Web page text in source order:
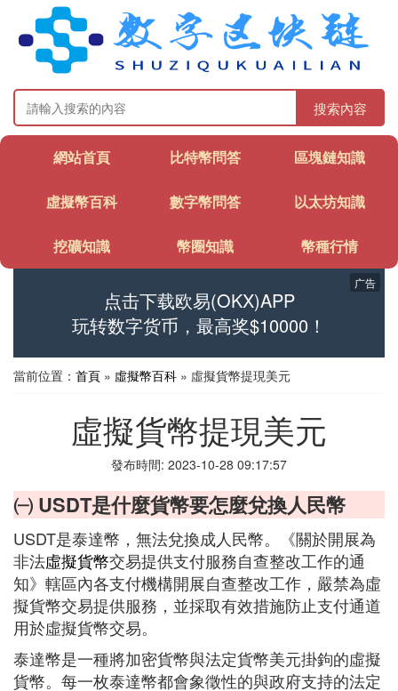
搜索內容
網站首頁 比特幣問答 區塊鏈知識
虛擬幣百科 數字幣問答 以太坊知識
挖礦知識 幣圈知識 幣種行情
点击下载欧易(OKX)APP
玩转数字货币，最高奖$10000！
广告
當前位置： 首頁 » 虛擬幣百科 » 虛擬貨幣提現美元
虛擬貨幣提現美元
發布時間: 2023-10-28 09:17:57
㈠ USDT是什麼貨幣要怎麼兌換人民幣
USDT是泰達幣，無法兌換成人民幣。《關於開展為
非法虛擬貨幣交易提供支付服務自查整改工作的通
知》轄區內各支付機構開展自查整改工作，嚴禁為虛
擬貨幣交易提供服務，並採取有效措施防止支付通道
用於虛擬貨幣交易。
泰達幣是一種將加密貨幣與法定貨幣美元掛鉤的虛擬
貨幣。每一枚泰達幣都會象徵性的與政府支持的法定